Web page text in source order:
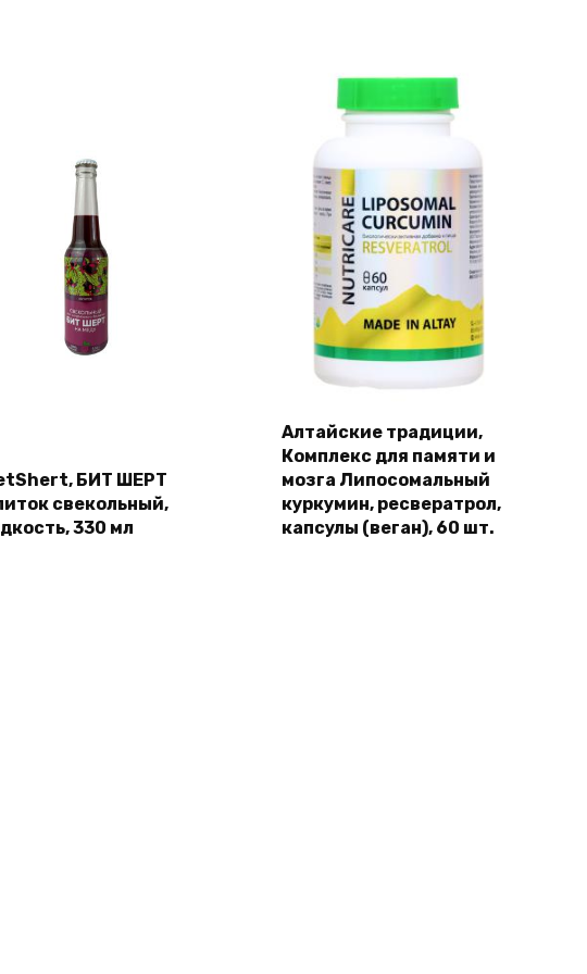
БИТ ШЕРТ
свекольный,
330 мл
Алтайские традиции,
Комплекс для памяти и
мозга Липосомальный
куркумин, ресвератрол,
капсулы (веган), 60 шт.